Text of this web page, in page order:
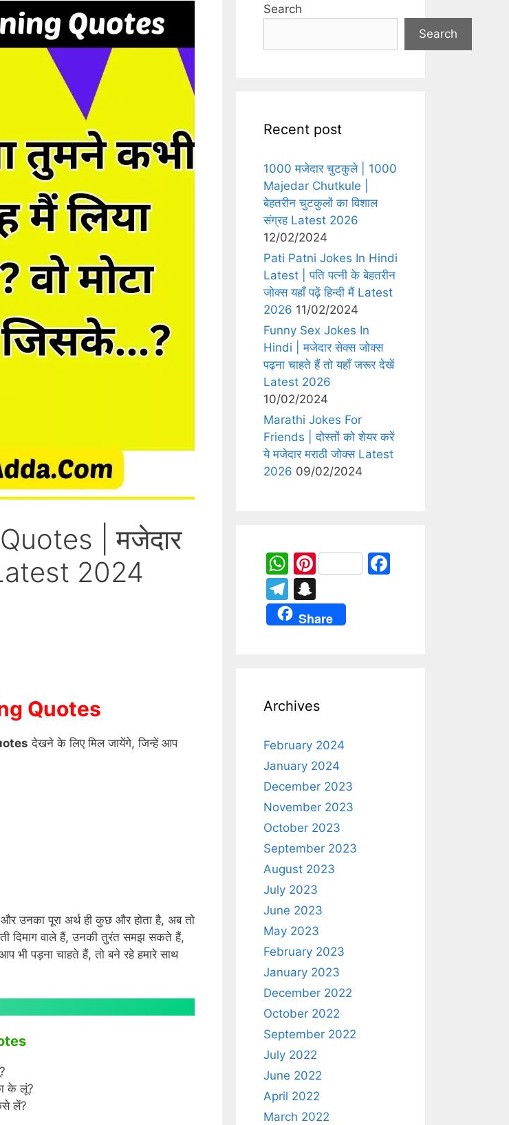
| मजेदार
2024
Quotes
देखने के लिए मिल जायेंगे, जिन्हें आप
उनका पूरा अर्थ ही कुछ और होता है, अब तो
दिमाग वाले हैं, उनकी तुरंत समझ सकते हैं,
पड़ना चाहते हैं, तो बने रहे हमारे साथ
के लूं?
लें?
Search
Search
Recent post
1000 मजेदार चुटकुले | 1000
Majedar Chutkule |
बेहतरीन चुटकुलों का विशाल
संग्रह Latest 2026
12/02/2024
Pati Patni Jokes In Hindi
Latest | पति पत्नी के बेहतरीन
जोक्स यहाँ पढ़ें हिन्दी मैं Latest
2026 11/02/2024
Funny Sex Jokes In
Hindi | मजेदार सेक्स जोक्स
पढ़ना चाहते हैं तो यहाँ जरूर देखें
Latest 2026
10/02/2024
Marathi Jokes For
Friends | दोस्तों को शेयर करें
ये मजेदार मराठी जोक्स Latest
2026 09/02/2024
W
h
at
s
p
Pi
er
e
T
el
e
m
n
a
h
at
Share
Archives
February 2024
January 2024
December 2023
November 2023
October 2023
September 2023
August 2023
July 2023
June 2023
May 2023
February 2023
January 2023
December 2022
October 2022
September 2022
July 2022
June 2022
April 2022
March 2022